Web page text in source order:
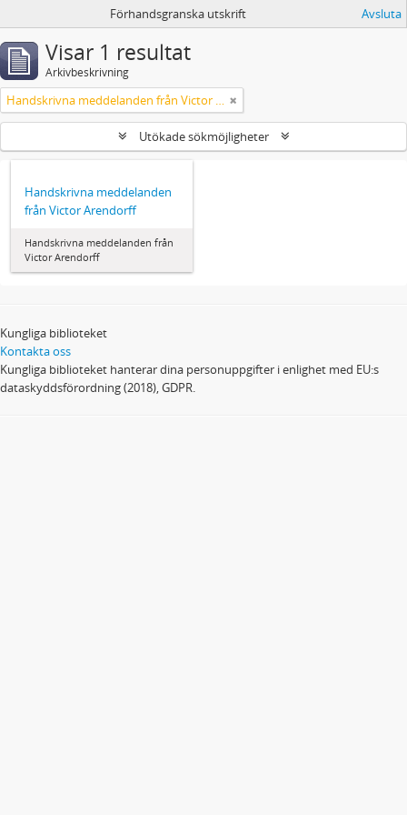
Förhandsgranska utskrift Avsluta
Visar 1 resultat
Arkivbeskrivning
Handskrivna meddelanden från Victor Arendorff
Utökade sökmöjligheter
Handskrivna meddelanden
från Victor Arendorff
Handskrivna meddelanden från
Victor Arendorff
Kungliga biblioteket
Kontakta oss
Kungliga biblioteket hanterar dina personuppgifter i enlighet med EU:s
dataskyddsförordning (2018), GDPR.